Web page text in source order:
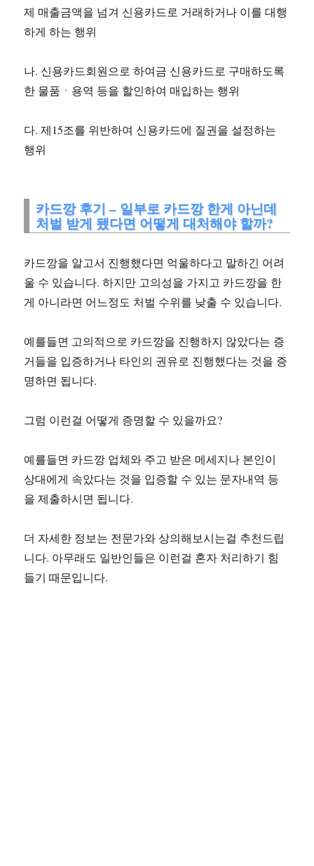
제 매출금액을 넘겨 신용카드로 거래하거나 이를 대행
하게 하는 행위
나. 신용카드회원으로 하여금 신용카드로 구매하도록
한 물품ㆍ용역 등을 할인하여 매입하는 행위
다. 제15조를 위반하여 신용카드에 질권을 설정하는
행위
카드깡 후기 – 일부로 카드깡 한게 아닌데
처벌 받게 됐다면 어떻게 대처해야 할까?
카드깡을 알고서 진행했다면 억울하다고 말하긴 어려
울 수 있습니다. 하지만 고의성을 가지고 카드깡을 한
게 아니라면 어느정도 처벌 수위를 낮출 수 있습니다.
예를들면 고의적으로 카드깡을 진행하지 않았다는 증
거들을 입증하거나 타인의 권유로 진행했다는 것을 증
명하면 됩니다.
그럼 이런걸 어떻게 증명할 수 있을까요?
예를들면 카드깡 업체와 주고 받은 메세지나 본인이
상대에게 속았다는 것을 입증할 수 있는 문자내역 등
을 제출하시면 됩니다.
더 자세한 정보는 전문가와 상의해보시는걸 추천드립
니다. 아무래도 일반인들은 이런걸 혼자 처리하기 힘
들기 때문입니다.